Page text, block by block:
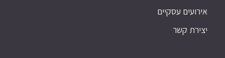
אירועים עסקיים
יצירת קשר